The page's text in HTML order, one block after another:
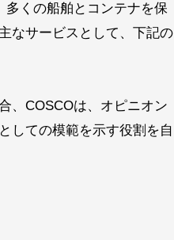
多くの船舶とコンテナを保
なサービスとして、下記の
、COSCOは、オピニオン
しての模範を示す役割を自